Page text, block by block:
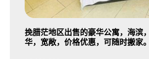
挽腊茫地区出售的豪华公寓，海滨
华，宽敞，价格优惠，可随时搬家。